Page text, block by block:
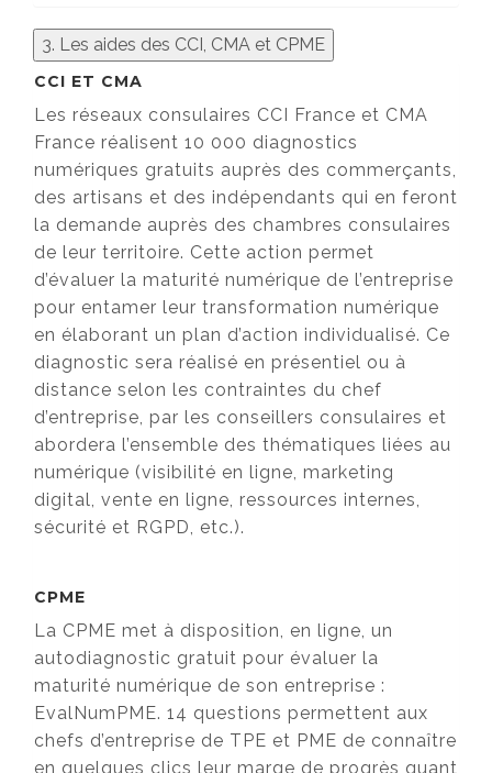
3. Les aides des CCI, CMA et CPME
CCI ET CMA
Les réseaux consulaires CCI France et CMA
France réalisent 10 000 diagnostics
numériques gratuits auprès des commerçants,
des artisans et des indépendants qui en feront
la demande auprès des chambres consulaires
de leur territoire. Cette action permet
d’évaluer la maturité numérique de l’entreprise
pour entamer leur transformation numérique
en élaborant un plan d’action individualisé. Ce
diagnostic sera réalisé en présentiel ou à
distance selon les contraintes du chef
d’entreprise, par les conseillers consulaires et
abordera l’ensemble des thématiques liées au
numérique (visibilité en ligne, marketing
digital, vente en ligne, ressources internes,
sécurité et RGPD, etc.).
CPME
La CPME met à disposition, en ligne, un
autodiagnostic gratuit pour évaluer la
maturité numérique de son entreprise :
EvalNumPME. 14 questions permettent aux
chefs d’entreprise de TPE et PME de connaître
en quelques clics leur marge de progrès quant